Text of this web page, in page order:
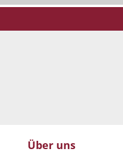
Über uns